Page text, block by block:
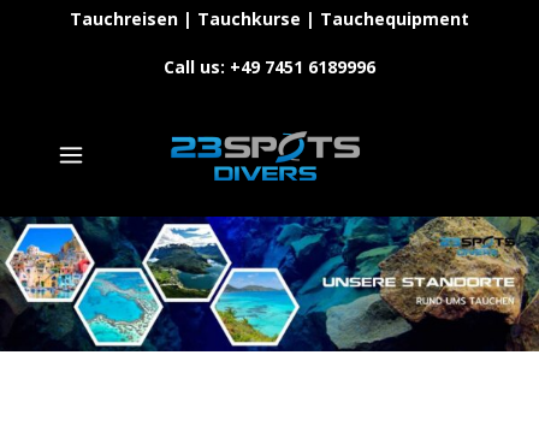
Tauchreisen | Tauchkurse | Tauchequipment
Call us: +49 7451 6189996